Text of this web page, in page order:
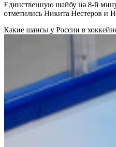
Единственную шайбу на 8-й
отметились Никита Нестеров и
Какие шансы у России в